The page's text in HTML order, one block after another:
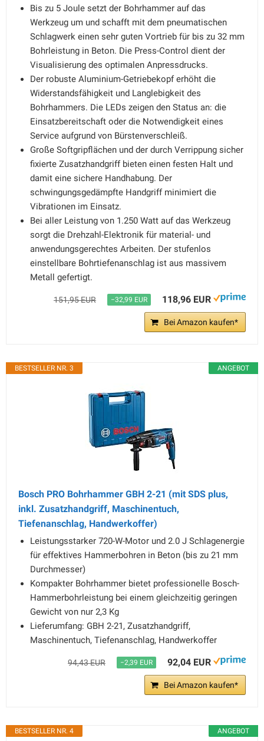
Bis zu 5 Joule setzt der Bohrhammer auf das
Werkzeug um und schafft mit dem pneumatischen
Schlagwerk einen sehr guten Vortrieb für bis zu 32 mm
Bohrleistung in Beton. Die Press-Control dient der
Visualisierung des optimalen Anpressdrucks.
Der robuste Aluminium-Getriebekopf erhöht die
Widerstandsfähigkeit und Langlebigkeit des
Bohrhammers. Die LEDs zeigen den Status an: die
Einsatzbereitschaft oder die Notwendigkeit eines
Service aufgrund von Bürstenverschleiß.
Große Softgripflächen und der durch Verrippung sicher
fixierte Zusatzhandgriff bieten einen festen Halt und
damit eine sichere Handhabung. Der
schwingungsgedämpfte Handgriff minimiert die
Vibrationen im Einsatz.
Bei aller Leistung von 1.250 Watt auf das Werkzeug
sorgt die Drehzahl-Elektronik für material- und
anwendungsgerechtes Arbeiten. Der stufenlos
einstellbare Bohrtiefenanschlag ist aus massivem
Metall gefertigt.
151,95 EUR −32,99 EUR 118,96 EUR
Bei Amazon kaufen*
ANGEBOT
BESTSELLER NR. 3
Bosch PRO Bohrhammer GBH 2-21 (mit SDS plus,
inkl. Zusatzhandgriff, Maschinentuch,
Tiefenanschlag, Handwerkoffer)
Leistungsstarker 720-W-Motor und 2.0 J Schlagenergie
für effektives Hammerbohren in Beton (bis zu 21 mm
Durchmesser)
Kompakter Bohrhammer bietet professionelle Bosch-
Hammerbohrleistung bei einem gleichzeitig geringen
Gewicht von nur 2,3 Kg
Lieferumfang: GBH 2-21, Zusatzhandgriff,
Maschinentuch, Tiefenanschlag, Handwerkoffer
94,43 EUR −2,39 EUR 92,04 EUR
Bei Amazon kaufen*
ANGEBOT
BESTSELLER NR. 4